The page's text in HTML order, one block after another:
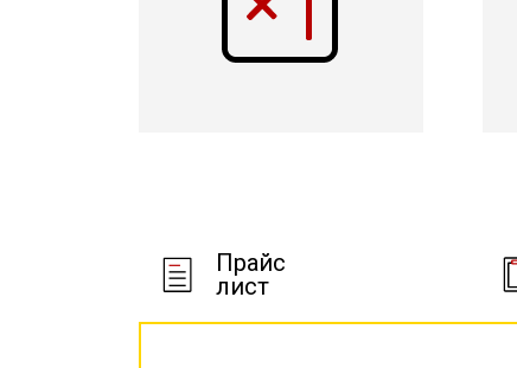
Прайс
лист